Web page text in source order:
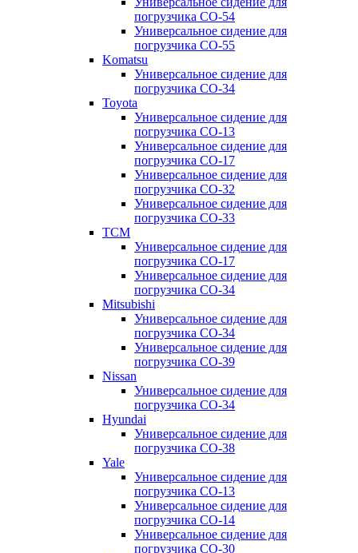
погрузчика CO-54
Универсальное сидение для
погрузчика CO-55
Komatsu
Универсальное сидение для
погрузчика CO-34
Toyota
Универсальное сидение для
погрузчика CO-13
Универсальное сидение для
погрузчика CO-17
Универсальное сидение для
погрузчика CO-32
Универсальное сидение для
погрузчика CO-33
TCM
Универсальное сидение для
погрузчика CO-17
Универсальное сидение для
погрузчика CO-34
Mitsubishi
Универсальное сидение для
погрузчика CO-34
Универсальное сидение для
погрузчика CO-39
Nissan
Универсальное сидение для
погрузчика CO-34
Hyundai
Универсальное сидение для
погрузчика CO-38
Yale
Универсальное сидение для
погрузчика CO-13
Универсальное сидение для
погрузчика CO-14
Универсальное сидение для
погрузчика CO-30